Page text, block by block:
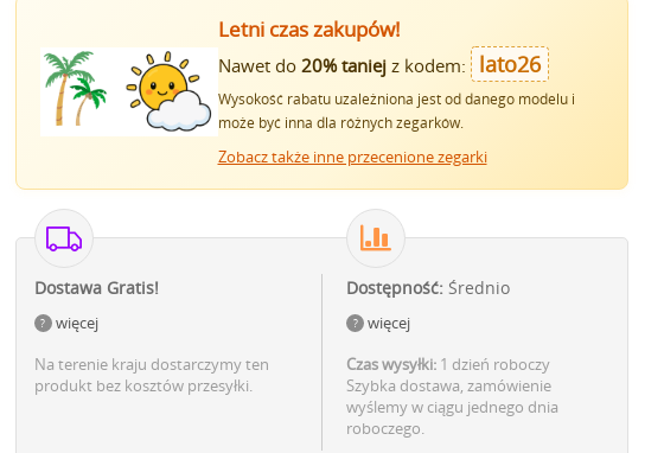
Letni czas zakupów!
Nawet do 20% taniejz kodem: lato26
Wysokość rabatu uzależniona jest od danego modelu i
może być inna dla różnych zegarków.
Zobacz także inne przecenione zegarki
Dostawa Gratis!
więcej
Na terenie kraju dostarczymy ten
produkt bez kosztów przesyłki.
Dostępność:Średnio
więcej
Czas wysyłki: 1 dzień roboczy
Szybka dostawa, zamówienie
wyślemy w ciągu jednego dnia
roboczego.